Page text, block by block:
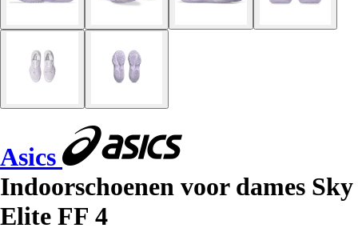
Asics
Indoorschoenen voor dames Sky
Elite FF 4